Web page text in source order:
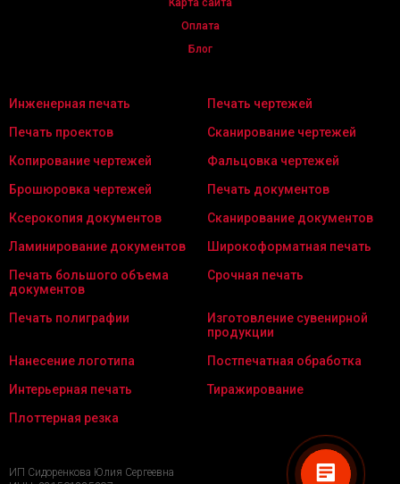
Карта сайта
Оплата
Блог
Инженерная печать
Печать чертежей
Печать проектов
Сканирование чертежей
Копирование чертежей
Фальцовка чертежей
Брошюровка чертежей
Печать документов
Ксерокопия документов
Сканирование документов
Ламинирование документов
Широкоформатная печать
Печать большого объема
документов
Срочная печать
Печать полиграфии
Изготовление сувенирной
продукции
Нанесение логотипа
Постпечатная обработка
Интерьерная печать
Тиражирование
Плоттерная резка
ИП Сидоренкова Юлия Сергеевна